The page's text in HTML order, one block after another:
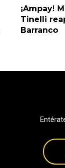
¡Ampay!
Tinelli
Barranco